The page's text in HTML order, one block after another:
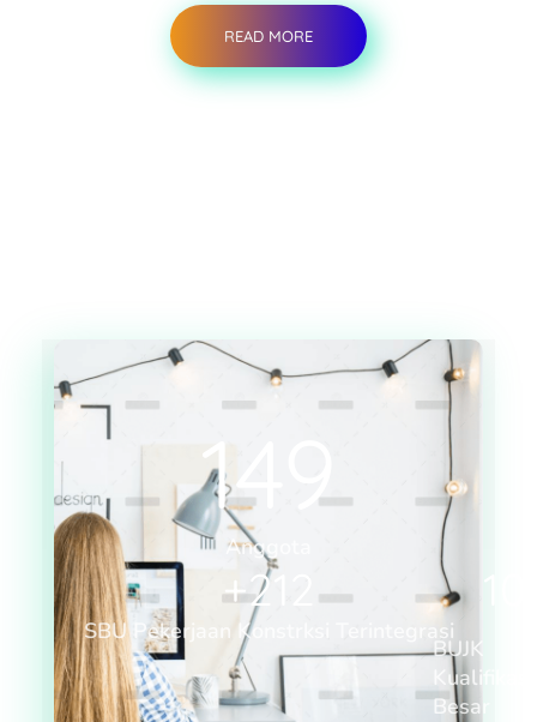
READ MORE
Anggota
149
SBU Pekerjaan Konstrksi Terintegrasi
+212
BUJK
Kualifikasi
Besar